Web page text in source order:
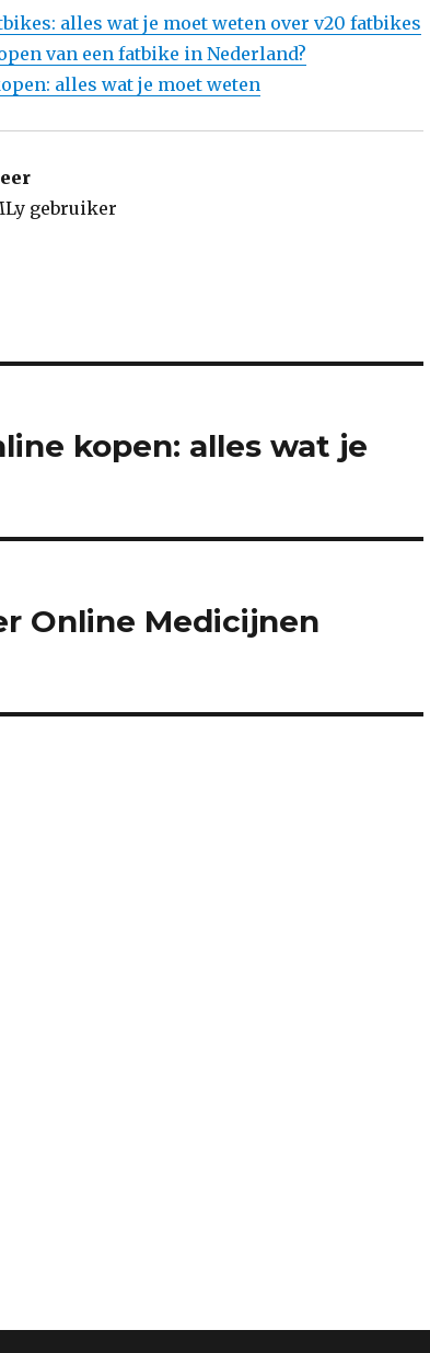
alles wat je moet weten over v20 fatbikes
van een fatbike in Nederland?
alles wat je moet weten
gebruiker
kopen: alles wat je
Online Medicijnen